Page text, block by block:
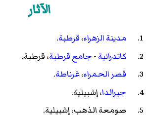
الآثار
مدينة الزهراء،قرطبة.
كاتدرائية - جامع قرطبة، قرطبة.
قصر الحمراء،غرناطة.
جيرالدا، إشبيلية.
صومعة الذهب، إشبيلية.